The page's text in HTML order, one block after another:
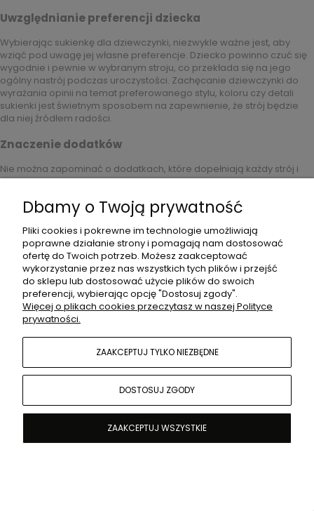
Uwzględnianie preferencji dziecka
Wybierając sukienkę dla dziewczynki, niezwykle ważne jest, aby
wziąć pod uwagę jej własne preferencje. Dziecko powinno czuć się
wygodnie i pewnie w wybranym stroju, co przekłada się na jego
ogólny nastrój podczas uroczystości. Zachęcanie dziewczynki do
wyrażania opinii na temat preferowanego stylu, koloru czy detali
sukienki jest świetnym sposobem na zapewnienie, że strój będzie
dla niej źródłem radości.
Znaczenie dodatków
Nie można zapominać o dodatkach, które dopełniają każdy strój i
dodają mu charakteru. Delikatne biżuteria, eleganckie buty i
zmienić wygląd sukienki i dostosować go do charakteru
uroczystości. Wybierając dodatki, warto pamiętać o zachowaniu
równowagi i nie przesadzać z ilością, aby całość prezentowała się
elegancko i subtelnie.
Podsumowanie
Wybór sukienki dla dziewczynki na specjalne okazje to ważna
decyzja, która może przyczynić się do kreowania niezapomnianych
wspomnień. Sklep internetowy Piękna Sukieneczka z jego szeroką
komfortu. Pamiętając o dostosowaniu sukienki do okazji,
uwzględnieniu preferencji dziecka oraz odpowiednim doborze
elegancko na każdej uroczystości.
Dbamy o Twoją prywatność
Pliki cookies i pokrewne im technologie umożliwiają
poprawne działanie strony i pomagają nam dostosować
ofertę do Twoich potrzeb. Możesz zaakceptować
wykorzystanie przez nas wszystkich tych plików i przejść
do sklepu lub dostosować użycie plików do swoich
preferencji, wybierając opcję "Dostosuj zgody".
Więcej o plikach cookies przeczytasz w naszej Polityce
prywatności.
ZAAKCEPTUJ TYLKO NIEZBĘDNE
DOSTOSUJ ZGODY
ZAAKCEPTUJ WSZYSTKIE